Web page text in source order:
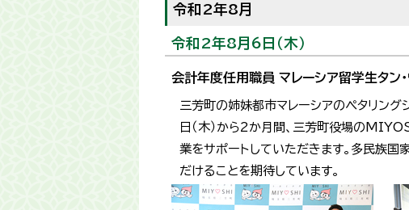
令和2年8月
令和2年8月6日（木）
会計年度任用職員 マレーシア留学生タン
三芳町の姉妹都市マレーシアのペタリング
日（木）から2か月間、三芳町役場の
業をサポートしていただきます。多民族国
だけることを期待しています。